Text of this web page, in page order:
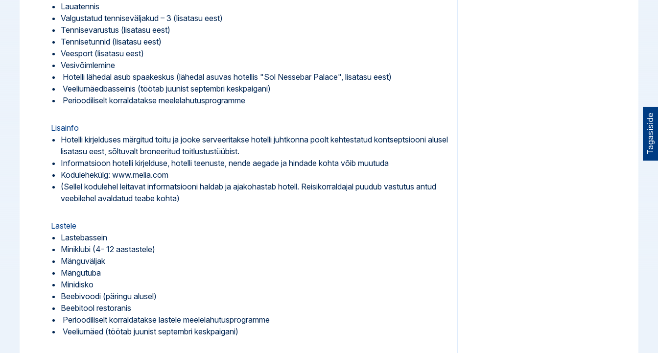
Tagasiside
Lauatennis
Valgustatud tenniseväljakud – 3 (lisatasu eest)
Tennisevarustus (lisatasu eest)
Tennisetunnid (lisatasu eest)
Veesport (lisatasu eest)
Vesivõimlemine
Hotelli lähedal asub spaakeskus (lähedal asuvas hotellis "Sol Nessebar Palace", lisatasu eest)
Veeliumäedbasseinis (töötab juunist septembri keskpaigani)
Perioodiliselt korraldatakse meelelahutusprogramme
Lisainfo
Hotelli kirjelduses märgitud toitu ja jooke serveeritakse hotelli juhtkonna poolt kehtestatud kontseptsiooni alusel
lisatasu eest, sõltuvalt broneeritud toitlustustüübist.
Informatsioon hotelli kirjelduse, hotelli teenuste, nende aegade ja hindade kohta võib muutuda
Kodulehekülg: www.melia.com
(Sellel kodulehel leitavat informatsiooni haldab ja ajakohastab hotell. Reisikorraldajal puudub vastutus antud
veebilehel avaldatud teabe kohta)
Lastele
Lastebassein
Miniklubi (4- 12 aastastele)
Mänguväljak
Mängutuba
Minidisko
Beebivoodi (päringu alusel)
Beebitool restoranis
Perioodiliselt korraldatakse lastele meelelahutusprogramme
Veeliumäed (töötab juunist septembri keskpaigani)